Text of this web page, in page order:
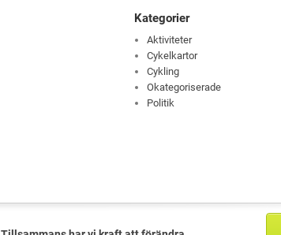
Kategorier
Aktiviteter
Cykelkartor
Cykling
Okategoriserade
Politik